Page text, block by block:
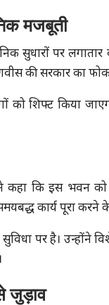
मजबूती
सुधारों पर
की सरकार का
शिफ्ट किया
ने कहा कि इस भवन
कार्य पूरा करने के
सुविधा पर है।
जुड़ाव